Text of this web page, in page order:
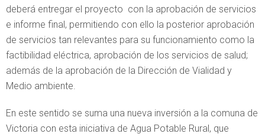
deberá entregar el proyecto con la aprobación de servicios
e informe final, permitiendo con ello la posterior aprobación
de servicios tan relevantes para su funcionamiento como la
factibilidad eléctrica, aprobación de los servicios de salud;
además de la aprobación de la Dirección de Vialidad y
Medio ambiente.
En este sentido se suma una nueva inversión a la comuna de
Victoria con esta iniciativa de Agua Potable Rural, que